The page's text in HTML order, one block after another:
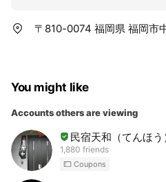
〒810-0074 福岡県 福岡市
You might like
Accounts others are viewing
民宿天和（てんほう
1,880 friends
Coupons